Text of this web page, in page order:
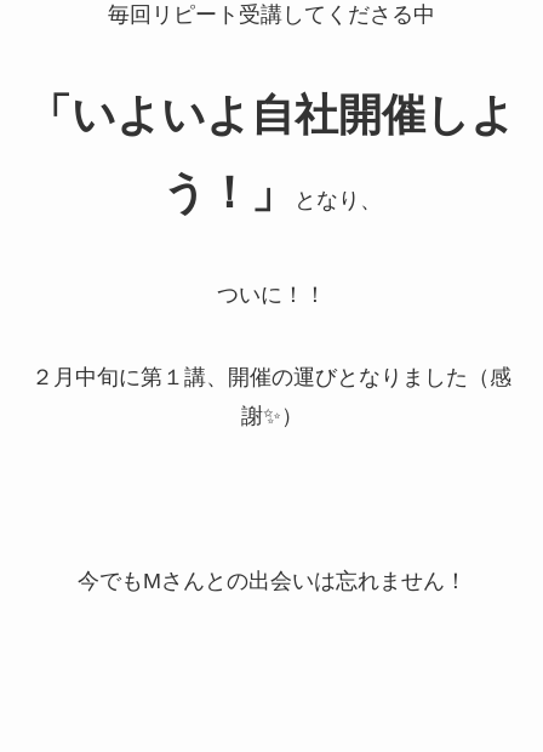
毎回リピート受講してくださる中
「いよいよ自社開催しよ
う！」
となり、
ついに！！
２月中旬に第１講、開催の運びとなりました（感
謝✨）
今でも Mさんとの出会いは忘れません！